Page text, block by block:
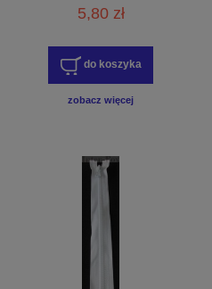
5,80 zł
do koszyka
zobacz więcej